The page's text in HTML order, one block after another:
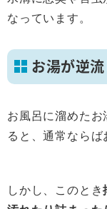
なっています。
お湯が逆
お風呂に溜めた
ると、通常ならば
しかし、このとき